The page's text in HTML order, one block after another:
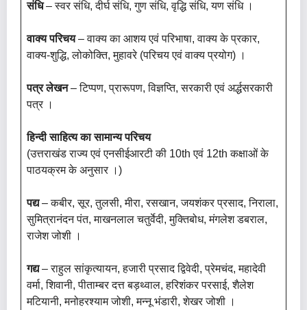
संधि– स्वर संधि, दीर्घ संधि, गुण संधि, वृद्धि संधि, यण संधि ।
वाक्य परिचय– वाक्य का आशय एवं परिभाषा, वाक्य के प्रकार,
वाक्य-शुद्धि, लोकोक्ति, मुहावरे (परिचय एवं वाक्य प्रयोग) ।
पत्र लेखन– टिप्पण, प्रारूपण, विज्ञप्ति, सरकारी एवं अर्द्धसरकारी
पत्र ।
हिन्दी साहित्य का सामान्य परिचय
(उत्तराखंड राज्य एवं एनसीईआरटी की 10th एवं 12th कक्षाओं के
पाठयक्रम के अनुसार ।)
पद्य– कबीर, सूर, तुलसी, मीरा, रसखान, जयशंकर प्रसाद, निराला,
सुमित्रानंदन पंत, माखनलाल चतुर्वेदी, मुक्तिबोध, मंगलेश डबराल,
राजेश जोशी ।
गद्य– राहुल सांकृत्यायन, हजारी प्रसाद द्विवेदी, प्रेमचंद, महादेवी
वर्मा, शिवानी, पीताम्बर दत्त बड़थ्वाल, हरिशंकर परसाई, शैलेश
मटियानी, मनोहरश्याम जोशी, मन्नू भंडारी, शेखर जोशी ।